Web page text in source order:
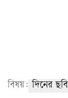
বিষয়: দিনের ছবি